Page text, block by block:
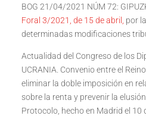
BOG 21/04/2021 NÚM 72:
Foral 3/2021, de 15 de abril,
por
determinadas modificaciones
Actualidad del Congreso de los
UCRANIA. Convenio entre el
eliminar la doble imposición en
sobre la renta y prevenir la
Protocolo, hecho en Madrid el 10